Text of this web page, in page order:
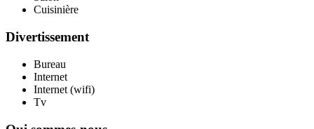
Cuisinière
Divertissement
Bureau
Internet
Internet (wifi)
Tv